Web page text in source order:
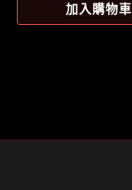
加入購物車